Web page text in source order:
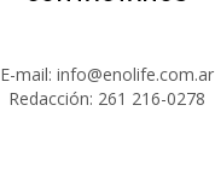
E-mail: info@enolife.com.ar
Redacción: 261 216-0278